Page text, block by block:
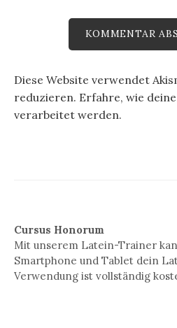
Diese Website verwendet
reduzieren. Erfahre, wie
verarbeitet werden.
Cursus Honorum
Mit unserem Latein-Trainer
Smartphone und Tablet dein
Verwendung ist vollständig